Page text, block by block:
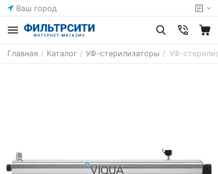
Ваш город
Главная / Каталог / УФ-стерилизаторы / УФ-